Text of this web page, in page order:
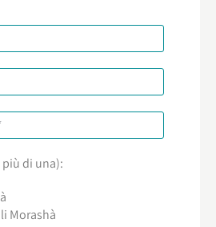
di una):
Morashà